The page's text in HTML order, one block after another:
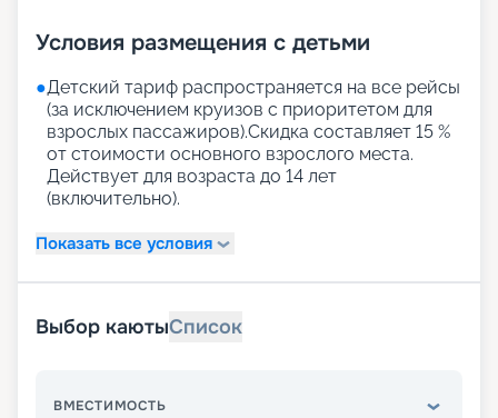
Условия размещения с детьми
●Детский тариф распространяется на все рейсы
(за исключением круизов с приоритетом для
взрослых пассажиров).Скидка составляет 15 %
от стоимости основного взрослого места.
Действует для возраста до 14 лет
(включительно).
Показать все условия
Выбор каютыСписок
ВМЕСТИМОСТЬ